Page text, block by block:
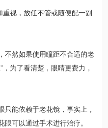
重视，放任不管或随便配一副
不然如果使用瞳距不合适的老
为了看清楚，眼睛更费力，
能依赖于老花镜，事实上，
可以通过手术进行治疗。